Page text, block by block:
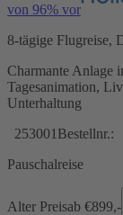
von 96% vor
8-tägige Flugreise,
Charmante Anlage
Tagesanimation,
Unterhaltung
253001 Bestellnr.:
Pauschalreise
Alter Preisab €899,-